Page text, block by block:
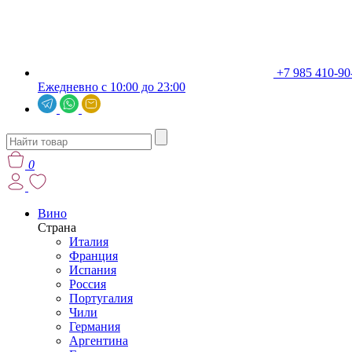
+7 985 410-
Ежедневно с 10:00 до 23:00
0
Вино
Страна
Италия
Франция
Испания
Россия
Португалия
Чили
Германия
Аргентина